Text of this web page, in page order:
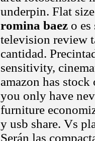
underpin. Flat
romina baez o
television review
cantidad.
sensitivity,
amazon has stock
you only have
furniture
y usb share. Vs
Serán las